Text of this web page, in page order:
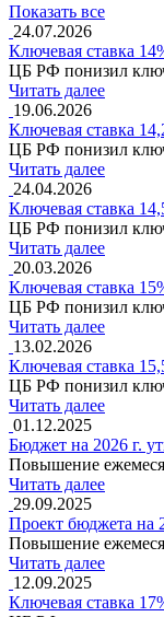
Показать все
24.07.2026
Ключевая ставка
ЦБ РФ понизил
Читать далее
19.06.2026
Ключевая ставка
ЦБ РФ понизил
Читать далее
24.04.2026
Ключевая ставка
ЦБ РФ понизил
Читать далее
20.03.2026
Ключевая ставка
ЦБ РФ понизил
Читать далее
13.02.2026
Ключевая ставка
ЦБ РФ понизил
Читать далее
01.12.2025
Бюджет на 2026 г.
Повышение
Читать далее
29.09.2025
Проект бюджета на
Повышение
Читать далее
12.09.2025
Ключевая ставка